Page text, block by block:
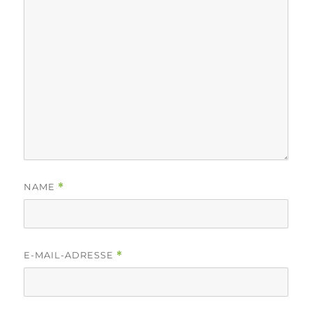
NAME *
E-MAIL-ADRESSE *